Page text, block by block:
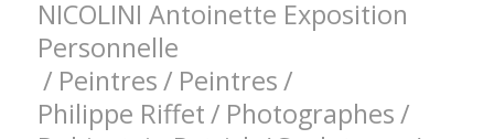
NICOLINI Antoinette Exposition
Personnelle
/ Peintres/ Peintres/
Philippe Riffet/ Photographes/